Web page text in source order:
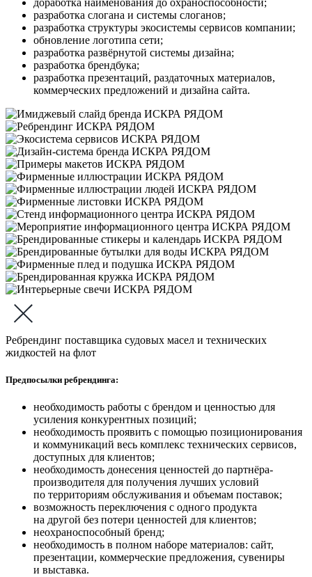
доработка наименования до охраноспособности;
разработка слогана и системы слоганов;
разработка структуры экосистемы сервисов компании;
обновление логотипа сети;
разработка развёрнутой системы дизайна;
разработка брендбука;
разработка презентаций, раздаточных материалов,
коммерческих предложений и дизайна сайта.
Ребрендинг поставщика судовых масел и технических
жидкостей на флот
Предпосылки ребрендинга:
необходимость работы с брендом и ценностью для
усиления конкурентных позиций;
необходимость проявить с помощью позиционирования
и коммуникаций весь комплекс технических сервисов,
доступных для клиентов;
необходимость донесения ценностей до партнёра-
производителя для получения лучших условий
по территориям обслуживания и объемам поставок;
возможность переключения с одного продукта
на другой без потери ценностей для клиентов;
неохраноспособный бренд;
необходимость в полном наборе материалов: сайт,
презентации, коммерческие предложения, сувениры
и выставка.